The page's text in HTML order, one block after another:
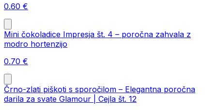
0.60 €
Mini čokoladice Impresja št. 4 – poročna zahvala z
modro hortenzijo
0.70 €
Črno-zlati piškoti s sporočilom – Elegantna poročna
darila za svate Glamour | Cejla št. 12